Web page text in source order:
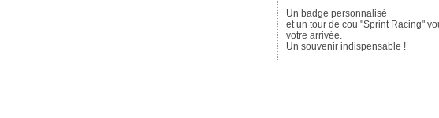
Un badge personnalisé
et un tour de cou "Sprint Racing"
votre arrivée.
Un souvenir indispensable !